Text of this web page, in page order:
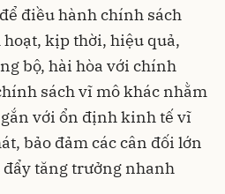
điều hành chính sách
kịp thời, hiệu quả,
bộ, hài hòa với chính
sách vĩ mô khác nhằm
với ổn định kinh tế vĩ
bảo đảm các cân đối lớn
tăng trưởng nhanh